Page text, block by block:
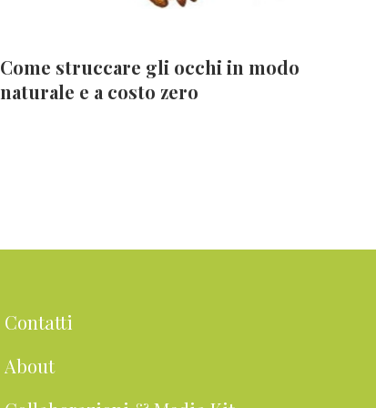
Come struccare gli occhi in modo
naturale e a costo zero
Contatti
About